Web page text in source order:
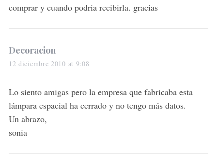
comprar y cuando podria recibirla. gracias
s
a
s
:
Decoracion
12 diciembre 2010 at 9:08
Lo siento amigas pero la empresa que fabricaba esta
lámpara espacial ha cerrado y no tengo más datos.
Un abrazo,
sonia